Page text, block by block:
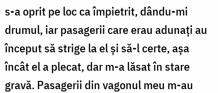
s-a oprit pe loc ca împietrit, dându-mi
drumul, iar pasagerii care erau adunaţi au
început să strige la el şi să-l certe, aşa
încât el a plecat, dar m-a lăsat în stare
gravă. Pasagerii din vagonul meu m-au